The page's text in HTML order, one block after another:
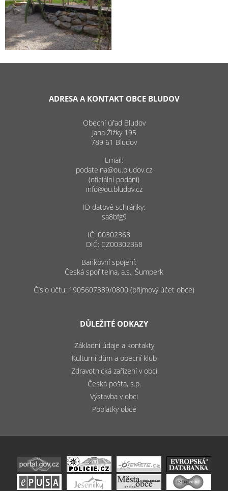
ADRESA A KONTAKT OBCE BLUDOV
Obecní úřad Bludov
Jana Žižky 195
789 61 Bludov
Email:
podatelna@ou.bludov.cz
(oficiální podání)
info@ou.bludov.cz
ID datové schránky:
sa8bfg9
IČ: 00302368
DIČ: CZ00302368
Bankovní spojení:
Česká spořitelna, a.s., Šumperk
Číslo účtu: 1905607389/0800 (příjmový účet obce)
DŮLEŽITÉ ODKAZY
Základní údaje a kontakty
Kulturní dům a obecní klub
Zdravotnická zařízení v obci
Česká pošta, s.p.
Výstavba v obci
Poplatky obce